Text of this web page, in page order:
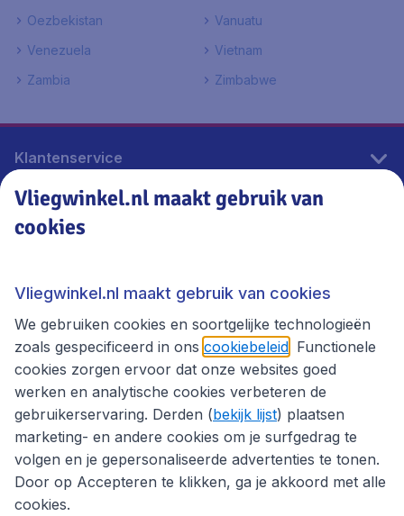
Oezbekistan
Vanuatu
Venezuela
Vietnam
Zambia
Zimbabwe
Klantenservice
Vliegwinkel.nl
Thema's
Vliegwinkel.nl maakt gebruik van
cookies
Vliegwinkel.nl maakt gebruik van cookies
We gebruiken cookies en soortgelijke technologieën
zoals gespecificeerd in ons cookiebeleid . Functionele
cookies zorgen ervoor dat onze websites goed
werken en analytische cookies verbeteren de
gebruikerservaring. Derden (bekijk lijst) plaatsen
marketing- en andere cookies om je surfgedrag te
volgen en je gepersonaliseerde advertenties te tonen.
Door op Accepteren te klikken, ga je akkoord met alle
cookies.